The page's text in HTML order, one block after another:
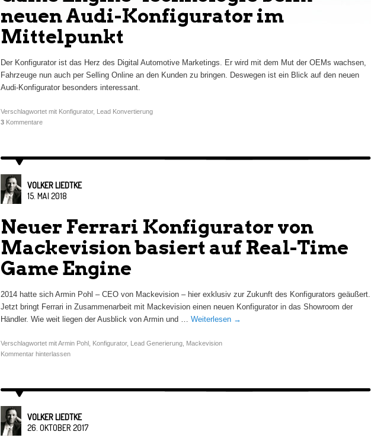
neuen Audi-Konfigurator im
Mittelpunkt
Der Konfigurator ist das Herz des Digital Automotive Marketings. Er wird mit dem Mut der OEMs wachsen,
Fahrzeuge nun auch per Selling Online an den Kunden zu bringen. Deswegen ist ein Blick auf den neuen
Audi-Konfigurator besonders interessant.
Verschlagwortet mit Konfigurator,
Lead Konvertierung
3Kommentare
VOLKER LIEDTKE
15. MAI 2018
Neuer Ferrari Konfigurator von
Mackevision basiert auf Real-Time
Game Engine
2014 hatte sich Armin Pohl – CEO von Mackevision – hier exklusiv zur Zukunft des Konfigurators geäußert.
Jetzt bringt Ferrari in Zusammenarbeit mit Mackevision einen neuen Konfigurator in das Showroom der
Händler. Wie weit liegen der Ausblick von Armin und … Weiterlesen →
Verschlagwortet mit Armin Pohl, Konfigurator, Lead Generierung, Mackevision
Kommentar hinterlassen
VOLKER LIEDTKE
26. OKTOBER 2017